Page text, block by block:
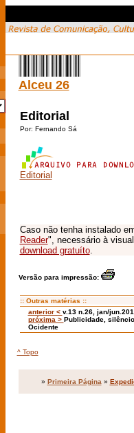
Alceu 26
Editorial
Por: Fernando Sá
Editorial
Caso não tenha instalado
Reader", necessário à
download gratuíto.
Versão para impressão:
:: Outras matérias ::
anterior < v.13 n.26, jan/
próxima > Publicidade,
Ocidente
^ Topo
» Primeira Página »